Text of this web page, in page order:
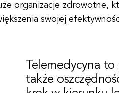
organizacje zdrowotne,
swojej
Telemedycyna
także